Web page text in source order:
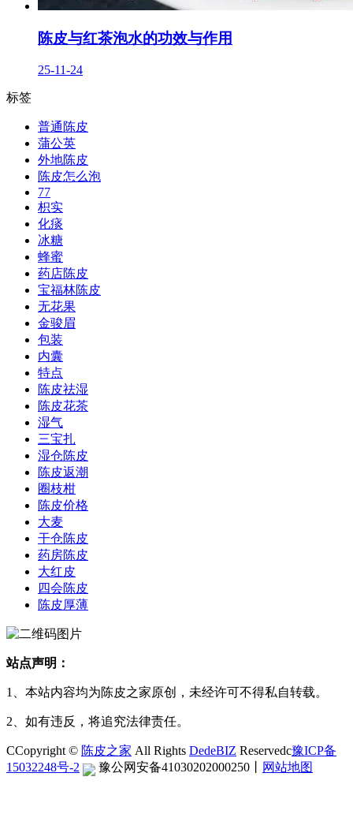
陈皮与红茶泡水的功效与作用
25-11-24
标签
普通陈皮
蒲公英
外地陈皮
陈皮怎么泡
77
枳实
化痰
冰糖
蜂蜜
药店陈皮
宝福林陈皮
无花果
金骏眉
包装
内囊
特点
陈皮祛湿
陈皮花茶
湿气
三宝扎
湿仓陈皮
陈皮返潮
圈枝柑
陈皮价格
大麦
干仓陈皮
药房陈皮
大红皮
四会陈皮
陈皮厚薄
站点声明：
1、本站内容均为陈皮之家原创，未经许可不得私自转载。
2、如有违反，将追究法律责任。
CCopyright © 陈皮之家 All Rights DedeBIZ Reservedc豫ICP备
15032248号-2
豫公网安备41030202000250 网站地图